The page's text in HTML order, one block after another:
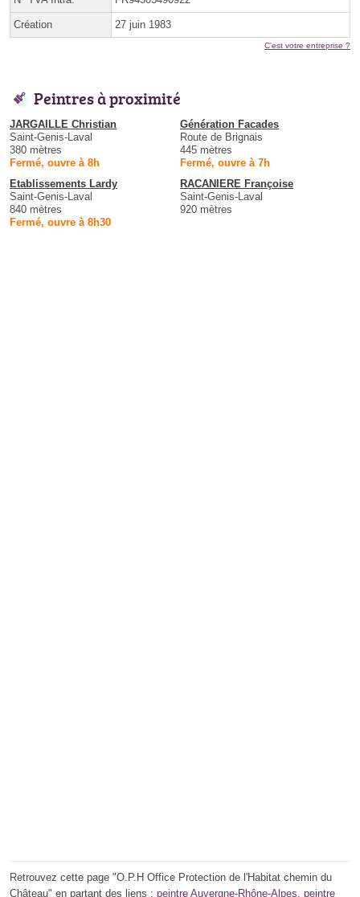
Création 27 juin 1983
C'est votre entreprise ?
Peintres à proximité
JARGAILLE Christian
Saint-Genis-Laval
380 mètres
Fermé, ouvre à 8h
Génération Facades
Route de Brignais
445 mètres
Fermé, ouvre à 7h
Etablissements Lardy
Saint-Genis-Laval
840 mètres
Fermé, ouvre à 8h30
RACANIERE Françoise
Saint-Genis-Laval
920 mètres
Retrouvez cette page "O.P.H Office Protection de l'Habitat chemin du
Château" en partant des liens : peintre Auvergne-Rhône-Alpes, peintre